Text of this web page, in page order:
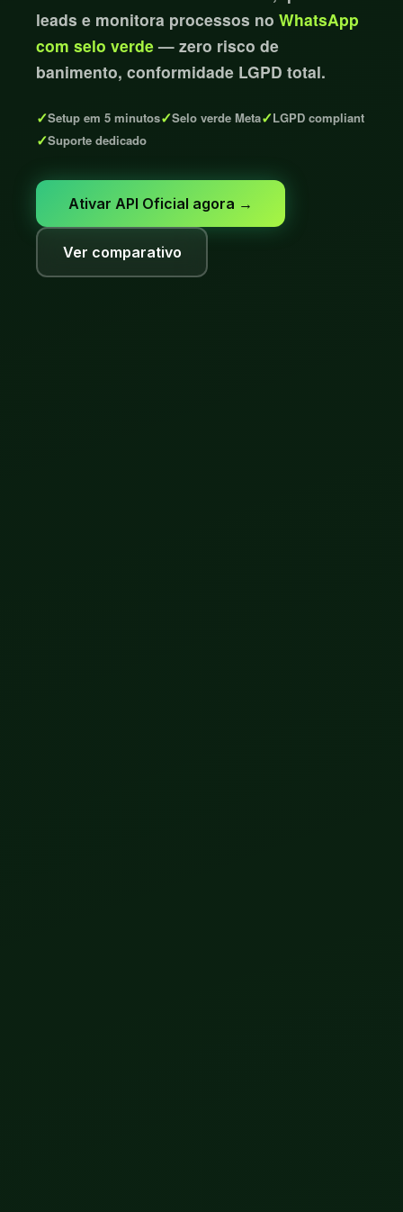
leads e monitora processos no WhatsApp
com selo verde — zero risco de
banimento, conformidade LGPD total.
✓Setup em 5 minutos✓Selo verde Meta✓LGPD compliant
✓Suporte dedicado
Ativar API Oficial agora →
Ver comparativo